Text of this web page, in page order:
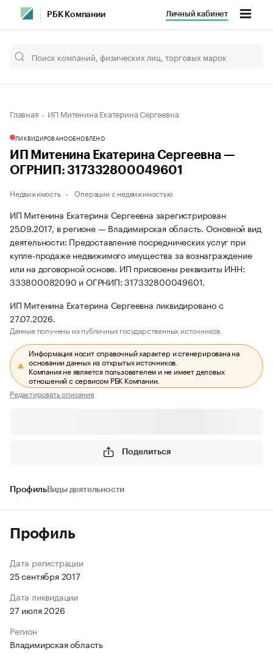
РБК Компании Личный кабинет
Главная ИП Митенина Екатерина Сергеевна
ЛИКВИДИРОВАНООБНОВЛЕНО
ИП Митенина Екатерина Сергеевна —
ОГРНИП: 317332800049601
Недвижимость Операции с недвижимостью
ИП Митенина Екатерина Сергеевна зарегистрирован
25.09.2017, в регионе — Владимирская область. Основной вид
деятельности: Предоставление посреднических услуг при
купле-продаже недвижимого имущества за вознаграждение
или на договорной основе. ИП присвоены реквизиты ИНН:
333800082090 и ОГРНИП: 317332800049601.
ИП Митенина Екатерина Сергеевна ликвидировано с
27.07.2026.
Данные получены из публичных государственных источников.
Информация носит справочный характер и сгенерирована на
основании данных из открытых источников.
Компания не является пользователем и не имеет деловых
отношений с сервисом РБК Компании.
Редактировать описание
Поделиться
ПрофильВиды деятельности
Профиль
Дата регистрации
25 сентября 2017
Дата ликвидации
27 июля 2026
Регион
Владимирская область